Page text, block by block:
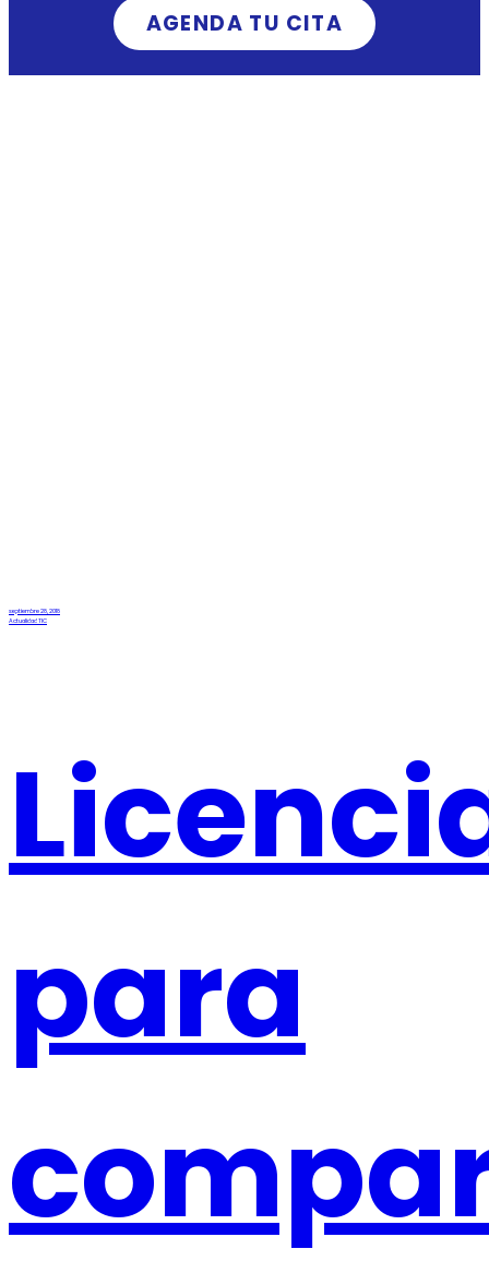
AGENDA TU CITA
septiembre 28, 2018
Actualidad TIC
para